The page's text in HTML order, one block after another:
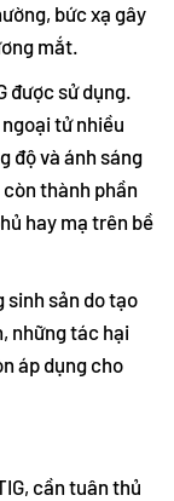
bức xạ gây
mắt.
được sử dụng.
tử nhiều
độ và ánh sáng
thành phần
hay mạ trên bề
sinh sản do tạo
những tác hại
áp dụng cho
cần tuân thủ